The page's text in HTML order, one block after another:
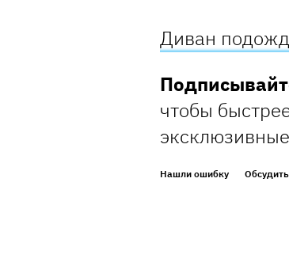
Диван
чтобы
Нашли ошибку